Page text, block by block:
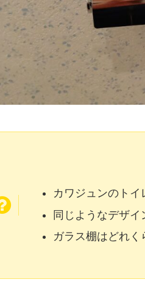
カワジュンのトイ
同じようなデザイ
ガラス棚はどれく